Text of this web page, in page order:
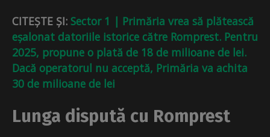
CITEȘTE ȘI: Sector 1 | Primăria vrea să plătească
eșalonat datoriile istorice către Romprest. Pentru
2025, propune o plată de 18 de milioane de lei.
Dacă operatorul nu acceptă, Primăria va achita
30 de milioane de lei
Lunga dispută cu Romprest